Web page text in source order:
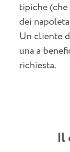
tipiche
dei
Un cliente
una a
richiesta.
Il